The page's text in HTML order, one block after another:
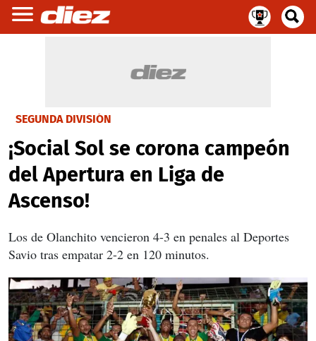
SEGUNDA DIVISIÓN
¡Social Sol se corona campeón
del Apertura en Liga de
Ascenso!
Los de Olanchito vencieron 4-3 en penales al Deportes
Savio tras empatar 2-2 en 120 minutos.